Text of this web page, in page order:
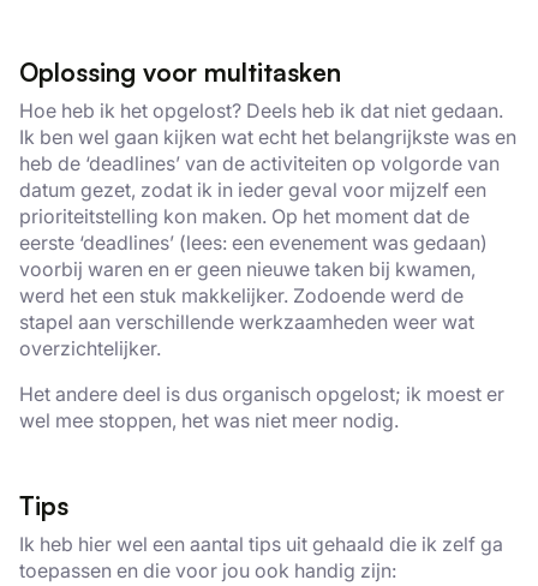
Oplossing voor multitasken
Hoe heb ik het opgelost? Deels heb ik dat niet gedaan.
Ik ben wel gaan kijken wat echt het belangrijkste was en
heb de ‘deadlines’ van de activiteiten op volgorde van
datum gezet, zodat ik in ieder geval voor mijzelf een
prioriteitstelling kon maken. Op het moment dat de
eerste ‘deadlines’ (lees: een evenement was gedaan)
voorbij waren en er geen nieuwe taken bij kwamen,
werd het een stuk makkelijker. Zodoende werd de
stapel aan verschillende werkzaamheden weer wat
overzichtelijker.
Het andere deel is dus organisch opgelost; ik moest er
wel mee stoppen, het was niet meer nodig.
Tips
Ik heb hier wel een aantal tips uit gehaald die ik zelf ga
toepassen en die voor jou ook handig zijn: